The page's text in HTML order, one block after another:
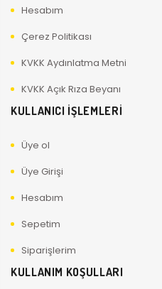
Hesabım
Çerez Politikası
KVKK Aydınlatma Metni
KVKK Açık Rıza Beyanı
KULLANICI İŞLEMLERİ
Üye ol
Üye Girişi
Hesabım
Sepetim
Siparişlerim
KULLANIM KOŞULLARI